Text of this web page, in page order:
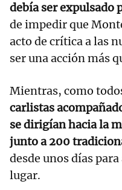
debía ser expulsado
de impedir que
acto de crítica a las
ser una acción más
Mientras, como
carlistas
se dirigían hacia la
junto a 200
desde unos días
lugar.